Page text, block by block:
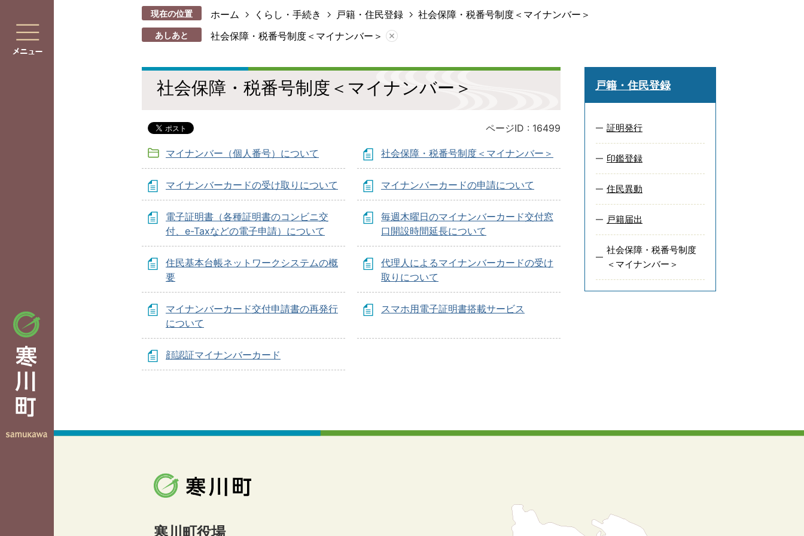
現在の位置 ホーム くらし・手続き 戸籍・住民登録 社会保障・税番号制度＜マイナンバー＞
あしあと 社会保障・税番号制度＜マイナンバー＞
社会保障・税番号制度＜マイナンバー＞
ページID : 16499
マイナンバー（個人番号）について 社会保障・税番号制度＜マイナンバー＞
マイナンバーカードの受け取りについて マイナンバーカードの申請について
電子証明書（各種証明書のコンビニ交
付、e-Taxなどの電子申請）について
毎週木曜日のマイナンバーカード交付窓
口開設時間延長について
住民基本台帳ネットワークシステムの概
要
代理人によるマイナンバーカードの受け
取りについて
マイナンバーカード交付申請書の再発行
について
スマホ用電子証明書搭載サービス
顔認証マイナンバーカード
戸籍・住民登録
証明発行
印鑑登録
住民異動
戸籍届出
社会保障・税番号制度
＜マイナンバー＞
寒川町役場